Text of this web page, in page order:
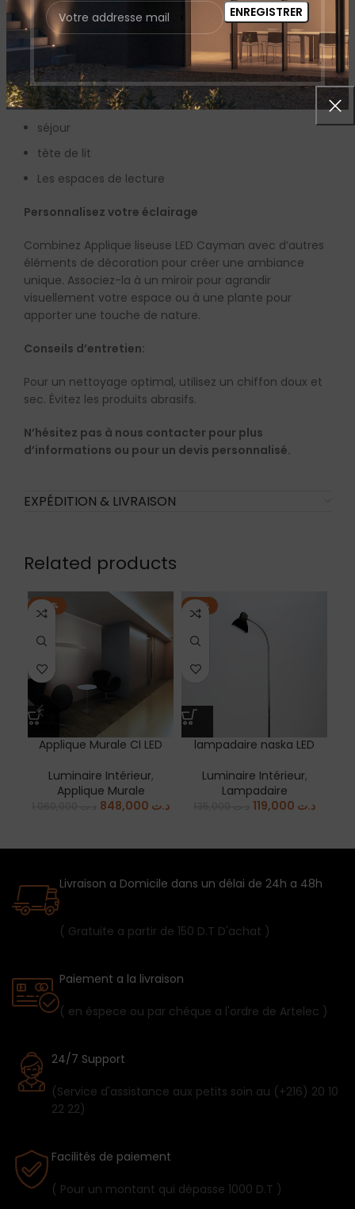
Éclairage LED de qualité
Disponible en plusieurs finitions
Idéale pour :
Les chambres à coucher
séjour
tète de lit
Les espaces de lecture
Personnalisez votre éclairage
Combinez Applique liseuse LED Cayman avec d’autres
éléments de décoration pour créer une ambiance
unique. Associez-la à un miroir pour agrandir
visuellement votre espace ou à une plante pour
apporter une touche de nature.
Conseils d’entretien:
Pour un nettoyage optimal, utilisez un chiffon doux et
sec. Évitez les produits abrasifs.
N’hésitez pas à nous contacter pour plus
d’informations ou pour un devis personnalisé.
EXPÉDITION & LIVRAISON
Related products
-20%
Applique Murale CI LED
Luminaire Intérieur,
Applique Murale
د.ت
-12%
lampadaire naska LED
Luminaire Intérieur,
Lampadaire
د.ت
Livraison a Domicile dans un délai de 24h a 48h
( Gratuite a partir de 150 D.T D'achat )
Paiement a la livraison
( en éspece ou par chéque a l'ordre de Artelec )
24/7 Support
(Service d'assistance aux petits soin au (+216) 20 10
22 22)
Facilités de paiement
( Pour un montant qui dépasse 1000 D.T )